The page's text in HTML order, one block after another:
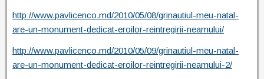
http://www.pavlicenco.md/2010/05/08/grinautiul-meu-natal-
are-un-monument-dedicat-eroilor-reintregirii-neamului/
http://www.pavlicenco.md/2010/05/09/grinautiul-meu-natal-
are-un-monument-dedicat-eroilor-reintregirii-neamului-2/